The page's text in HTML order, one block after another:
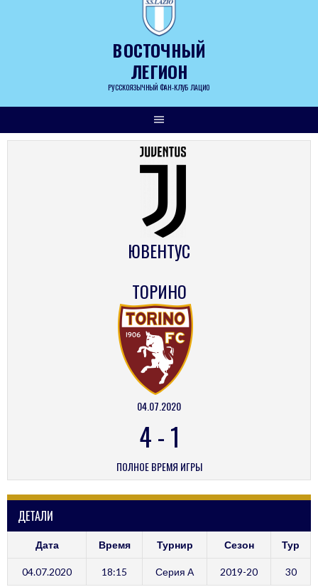
ВОСТОЧНЫЙ
ЛЕГИОН
РУССКОЯЗЫЧНЫЙ ФАН-КЛУБ ЛАЦИО
ЮВЕНТУС
ТОРИНО
04.07.2020
4-1
ПОЛНОЕ ВРЕМЯ ИГРЫ
ДЕТАЛИ
Дата Время Турнир Сезон Тур
04.07.2020 18:15 Серия А 2019-20 30